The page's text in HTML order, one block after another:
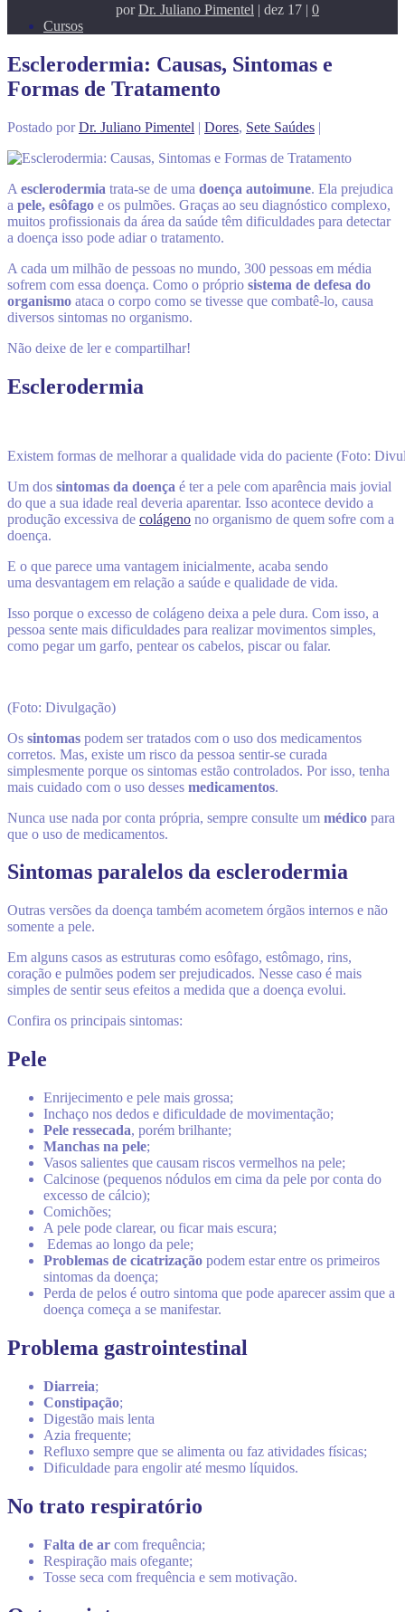
porDr. Juliano Pimentel | dez 17 | 0
Cursos
Esclerodermia: Causas, Sintomas e
Formas de Tratamento
Postado porDr. Juliano Pimentel | Dores, Sete Saúdes |
A esclerodermia trata-se de uma doença autoimune. Ela prejudica
a pele, esôfago e os pulmões. Graças ao seu diagnóstico complexo,
muitos profissionais da área da saúde têm dificuldades para detectar
a doença isso pode adiar o tratamento.
A cada um milhão de pessoas no mundo, 300 pessoas em média
sofrem com essa doença. Como o próprio sistema de defesa do
organismo ataca o corpo como se tivesse que combatê-lo, causa
diversos sintomas no organismo.
Não deixe de ler e compartilhar!
Esclerodermia
Existem formas de melhorar a qualidade vida do paciente (Foto:
Um dos sintomas da doença é ter a pele com aparência mais jovial
do que a sua idade real deveria aparentar. Isso acontece devido a
produção excessiva de colágeno no organismo de quem sofre com a
doença.
E o que parece uma vantagem inicialmente, acaba sendo
uma desvantagem em relação a saúde e qualidade de vida.
Isso porque o excesso de colágeno deixa a pele dura. Com isso, a
pessoa sente mais dificuldades para realizar movimentos simples,
como pegar um garfo, pentear os cabelos, piscar ou falar.
(Foto: Divulgação)
Os sintomas podem ser tratados com o uso dos medicamentos
corretos. Mas, existe um risco da pessoa sentir-se curada
simplesmente porque os sintomas estão controlados. Por isso, tenha
mais cuidado com o uso desses medicamentos.
Nunca use nada por conta própria, sempre consulte um médico para
que o uso de medicamentos.
Sintomas paralelos da esclerodermia
Outras versões da doença também acometem órgãos internos e não
somente a pele.
Em alguns casos as estruturas como esôfago, estômago, rins,
coração e pulmões podem ser prejudicados. Nesse caso é mais
simples de sentir seus efeitos a medida que a doença evolui.
Confira os principais sintomas:
Pele
Enrijecimento e pele mais grossa;
Inchaço nos dedos e dificuldade de movimentação;
Pele ressecada, porém brilhante;
Manchas na pele;
Vasos salientes que causam riscos vermelhos na pele;
Calcinose (pequenos nódulos em cima da pele por conta do
excesso de cálcio);
Comichões;
A pele pode clarear, ou ficar mais escura;
Edemas ao longo da pele;
Problemas de cicatrização podem estar entre os primeiros
sintomas da doença;
Perda de pelos é outro sintoma que pode aparecer assim que a
doença começa a se manifestar.
Problema gastrointestinal
Diarreia;
Constipação;
Digestão mais lenta
Azia frequente;
Refluxo sempre que se alimenta ou faz atividades físicas;
Dificuldade para engolir até mesmo líquidos.
No trato respiratório
Falta de ar com frequência;
Respiração mais ofegante;
Tosse seca com frequência e sem motivação.